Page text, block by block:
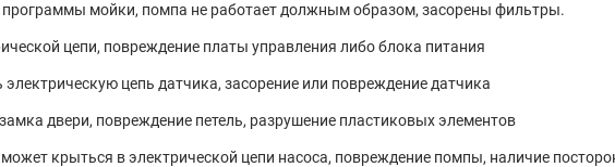
мойки, помпа не работает должным образом, засорены фильтры.
цепи, повреждение платы управления либо блока питания
цепь датчика, засорение или повреждение датчика
двери, повреждение петель, разрушение пластиковых элементов
крыться в электрической цепи насоса, повреждение помпы, наличие